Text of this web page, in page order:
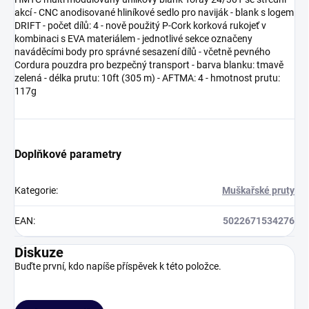
akcí - CNC anodisované hliníkové sedlo pro naviják - blank s logem
DRIFT - počet dílů: 4 - nově použitý P-Cork korková rukojeť v
kombinaci s EVA materiálem - jednotlivé sekce označeny
naváděcími body pro správné sesazení dílů - včetně pevného
Cordura pouzdra pro bezpečný transport - barva blanku: tmavě
zelená - délka prutu: 10ft (305 m) - AFTMA: 4 - hmotnost prutu:
117g
Doplňkové parametry
Kategorie: Muškařské pruty
EAN: 5022671534276
Diskuze
Buďte první, kdo napíše příspěvek k této položce.